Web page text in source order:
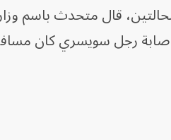
قال متحدث باسم
رجل سويسري كان